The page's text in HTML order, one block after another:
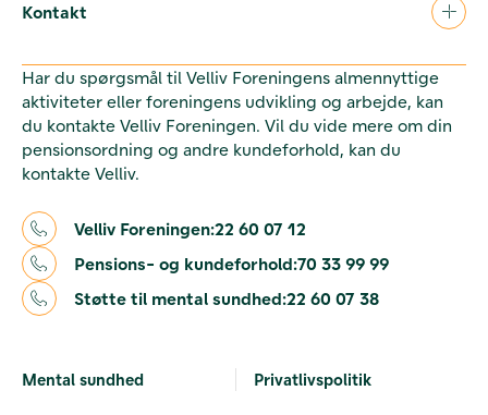
Kontakt
Har du spørgsmål til Velliv Foreningens almennyttige
aktiviteter eller foreningens udvikling og arbejde, kan
du kontakte Velliv Foreningen. Vil du vide mere om din
pensionsordning og andre kundeforhold, kan du
kontakte Velliv.
Velliv Foreningen:22 60 07 12
Pensions- og kundeforhold:70 33 99 99
Støtte til mental sundhed:22 60 07 38
Mental sundhed Privatlivspolitik